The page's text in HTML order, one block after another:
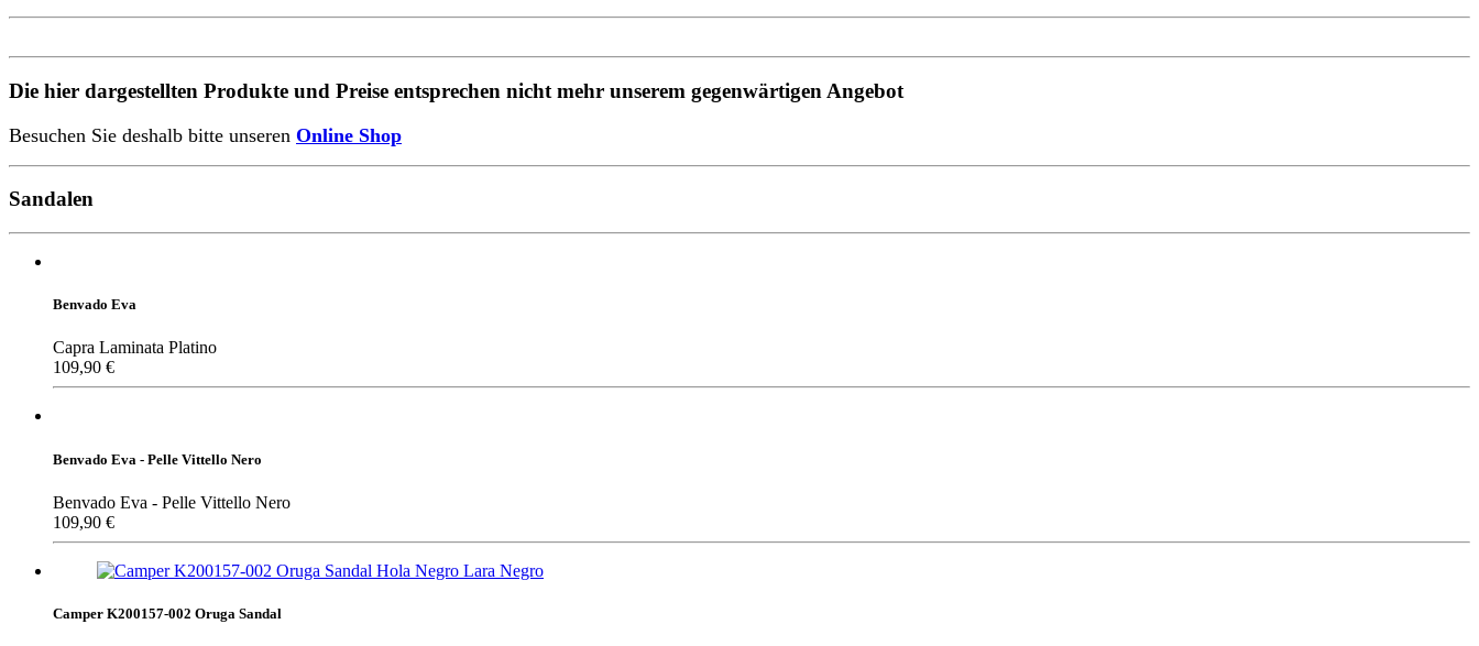
Die hier dargestellten Produkte und Preise entsprechen nicht mehr unserem gegenwärtigen Angebot
Besuchen Sie deshalb bitte unseren Online Shop
Sandalen
Benvado Eva
Capra Laminata Platino
109,90 €
Benvado Eva - Pelle Vittello Nero
Benvado Eva - Pelle Vittello Nero
109,90 €
Camper K200157-002 Oruga Sandal